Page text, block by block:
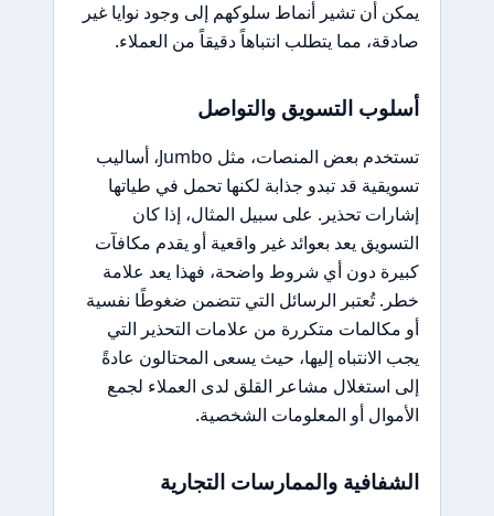
يمكن أن تشير أنماط سلوكهم إلى وجود نوايا غير
صادقة، مما يتطلب انتباهاً دقيقاً من العملاء.
أسلوب التسويق والتواصل
تستخدم بعض المنصات، مثل Jumbo، أساليب
تسويقية قد تبدو جذابة لكنها تحمل في طياتها
إشارات تحذير. على سبيل المثال، إذا كان
التسويق يعد بعوائد غير واقعية أو يقدم مكافآت
كبيرة دون أي شروط واضحة، فهذا يعد علامة
خطر. تُعتبر الرسائل التي تتضمن ضغوطًا نفسية
أو مكالمات متكررة من علامات التحذير التي
يجب الانتباه إليها، حيث يسعى المحتالون عادةً
إلى استغلال مشاعر القلق لدى العملاء لجمع
الأموال أو المعلومات الشخصية.
الشفافية والممارسات التجارية